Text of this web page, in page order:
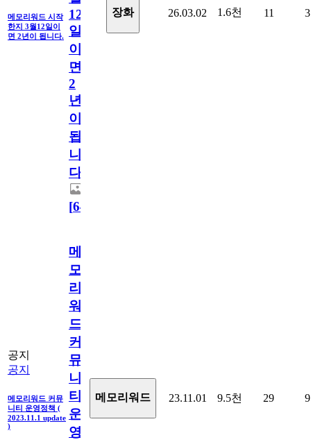
메모리워드 시작
한지 3월12일이
면 2년이 됩니다.
12
일
이
면
2
년
이
됩
니
다.
[64
장화 26.03.02 1.6천 11 3
공지
공지
메모리워드 커뮤
니티 운영정책 (
2023.11.1 update
)
메
모
리
워
드
커
뮤
니
티
운
영
메모리워드 23.11.01 9.5천 29 9